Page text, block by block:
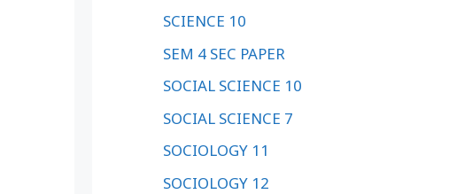
SCIENCE 10
SEM 4 SEC PAPER
SOCIAL SCIENCE 10
SOCIAL SCIENCE 7
SOCIOLOGY 11
SOCIOLOGY 12